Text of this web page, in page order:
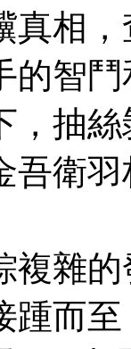
真相
的智
，抽
吾衛
複雜
踵而